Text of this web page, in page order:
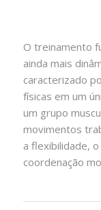
O treinamento
ainda mais
caracterizado
físicas em um
um grupo
movimentos
a flexibilidade,
coordenação